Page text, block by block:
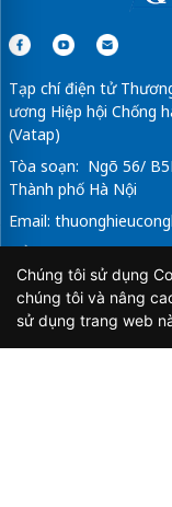
Tạp chí điện tử
ương Hiệp hội Chống
(Vatap)
Tòa soạn: Ngõ 56/
Thành phố Hà Nội
Email:
Tổng Biên Tập: Vũ
Giấy phép hoạt động
Thông tin và Truyền
Chúng tôi sử dụng
chúng tôi và nâng
sử dụng trang web